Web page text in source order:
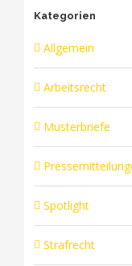
Kategorien
Allgemein
Arbeitsrecht
Musterbriefe
Spotlight
Strafrecht